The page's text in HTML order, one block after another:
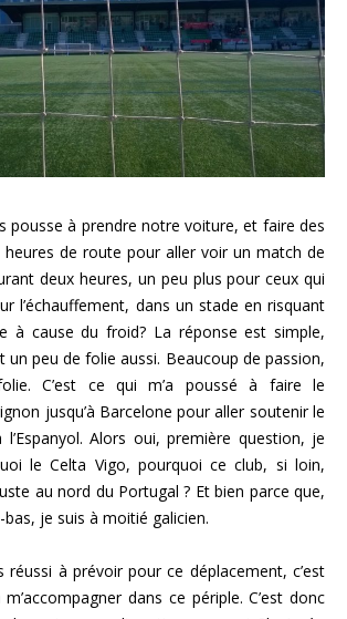
pousse à prendre notre voiture, et faire des
de route pour aller voir un match de
deux heures, un peu plus pour ceux qui
l’échauffement, dans un stade en risquant
à cause du froid? La réponse est simple,
un peu de folie aussi. Beaucoup de passion,
C’est ce qui m’a poussé à faire le
jusqu’à Barcelone pour aller soutenir le
Alors oui, première question, je
le Celta Vigo, pourquoi ce club, si loin,
au nord du Portugal ? Et bien parce que,
bas, je suis à moitié galicien.
réussi à prévoir pour ce déplacement, c’est
dans ce périple. C’est donc